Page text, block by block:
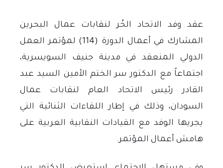
عقد وفد الاتحاد الحُر لنقابات عمال البحرين
المشارك في أعمال الدورة (114) لمؤتمر العمل
الدولي المنعقد في مدينة جنيف السويسرية،
اجتماعاً مع الدكتور سر الختم الأمين السيد عبد
القادر رئيس الاتحاد العام لنقابات عمال
السودان، وذلك في إطار اللقاءات الثنائية التي
يجريها الوفد مع القيادات النقابية العربية على
هامش أعمال المؤتمر.